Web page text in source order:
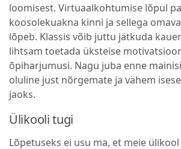
loomisest. Virtuaalkohtumise lõpul
koosolekuakna kinni ja sellega
lõpeb. Klassis võib juttu jätkuda
lihtsam toetada üksteise
õpiharjumusi. Nagu juba enne
oluline just nõrgemate ja vähem
jaoks.
Ülikooli tugi
Lõpetuseks ei usu ma, et meie